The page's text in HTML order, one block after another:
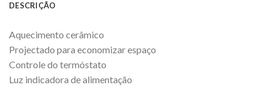
DESCRIÇÃO
Aquecimento cerâmico
Projectado para economizar espaço
Controle do termóstato
Luz indicadora de alimentação